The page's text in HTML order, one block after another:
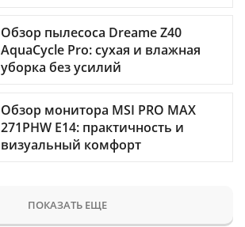
Обзор пылесоса Dreame Z40
AquaCycle Pro: сухая и влажная
уборка без усилий
Обзор монитора MSI PRO MAX
271PHW E14: практичность и
визуальный комфорт
ПОКАЗАТЬ ЕЩЕ